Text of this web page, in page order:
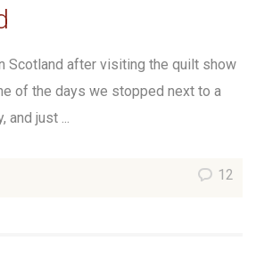
Scotland after visiting the quilt show
of the days we stopped next to a
and just ...
12